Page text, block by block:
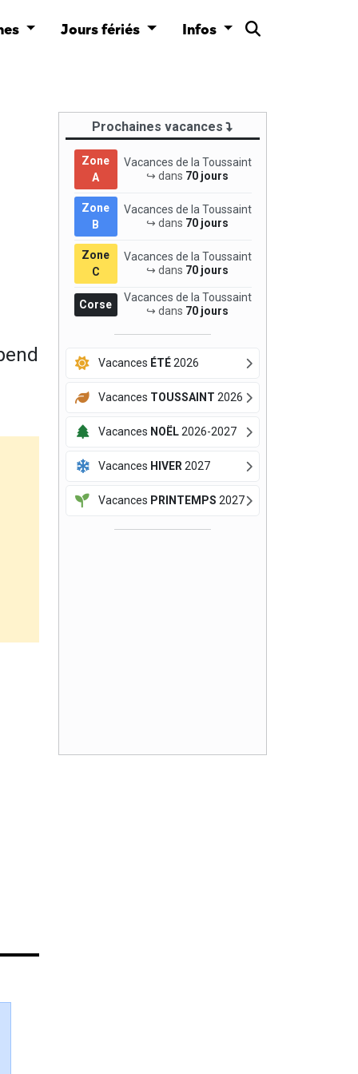
Jours fériés Infos
Prochaines vacances
Zone
A
Vacances de la Toussaint
↪ dans 70 jours
Zone
B
Vacances de la Toussaint
↪ dans 70 jours
Zone
C
Vacances de la Toussaint
↪ dans 70 jours
Corse
Vacances de la Toussaint
↪ dans 70 jours
Vacances ÉTÉ2026
Vacances TOUSSAINT 2026
Vacances NOËL2026-2027
Vacances HIVER 2027
Vacances PRINTEMPS 2027